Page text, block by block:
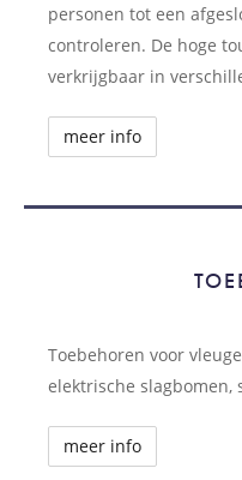
personen tot een
controleren. De hoge
verkrijgbaar in
meer info
Toebehoren voor
elektrische slagbomen,
meer info